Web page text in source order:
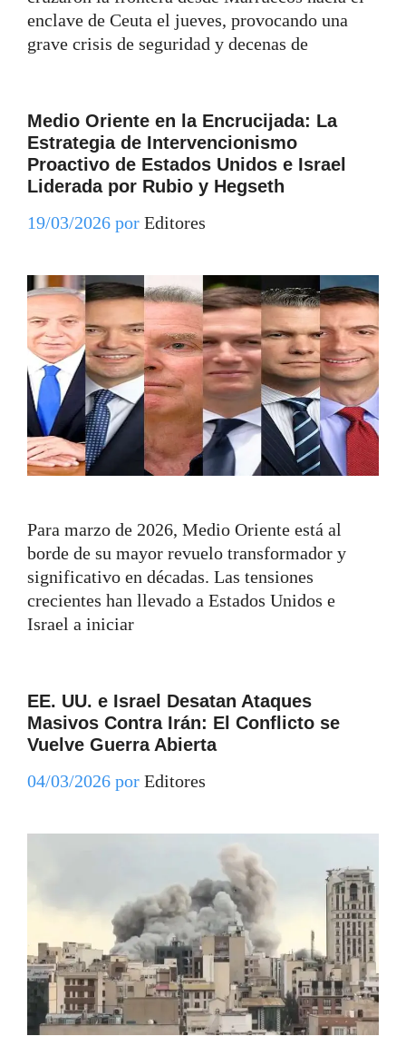
enclave de Ceuta el jueves, provocando una
grave crisis de seguridad y decenas de
Medio Oriente en la Encrucijada: La
Estrategia de Intervencionismo
Proactivo de Estados Unidos e Israel
Liderada por Rubio y Hegseth
19/03/2026 por Editores
Para marzo de 2026, Medio Oriente está al
borde de su mayor revuelo transformador y
significativo en décadas. Las tensiones
crecientes han llevado a Estados Unidos e
Israel a iniciar
EE. UU. e Israel Desatan Ataques
Masivos Contra Irán: El Conflicto se
Vuelve Guerra Abierta
04/03/2026 por Editores